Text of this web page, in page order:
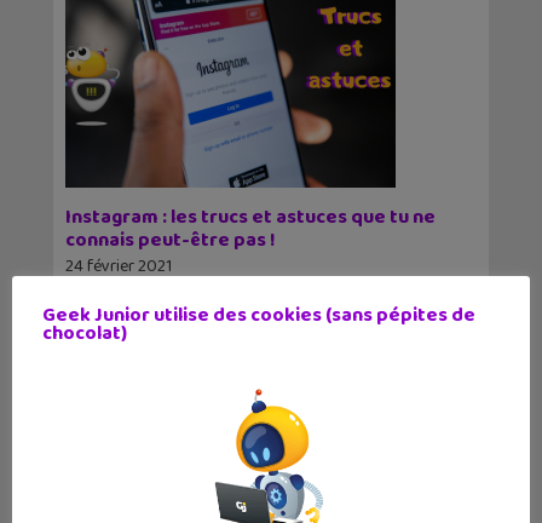
Instagram : les trucs et astuces que tu ne
connais peut-être pas !
24 février 2021
fonctionnalités disponibles sur Instagram ?
Voici 8 trucs et astuces que tu ne connais
3 4
Geek Junior utilise des cookies (sans pépites de
chocolat)